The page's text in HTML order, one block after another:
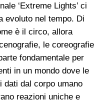
‘Extreme Lights’ ci
evoluto nel tempo. Di
è il circo, allora
le coreografie
fondamentale per
in un mondo dove le
dal corpo umano
reazioni uniche e